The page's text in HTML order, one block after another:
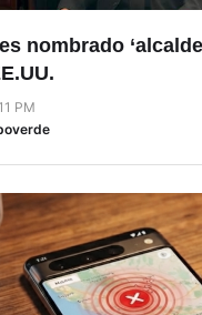
nombrado
PM